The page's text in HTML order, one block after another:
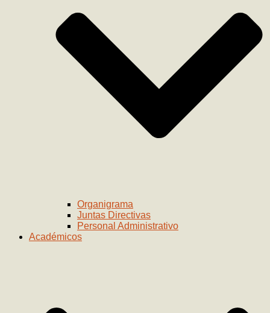
Organigrama
Juntas Directivas
Personal Administrativo
Académicos